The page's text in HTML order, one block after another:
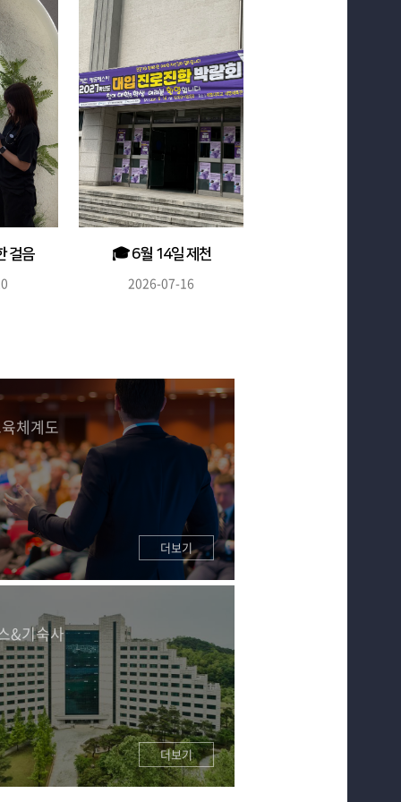
걸음
🎓 6월 14일 제천
2026-07-16
체계도
더보기
&기숙사
더보기